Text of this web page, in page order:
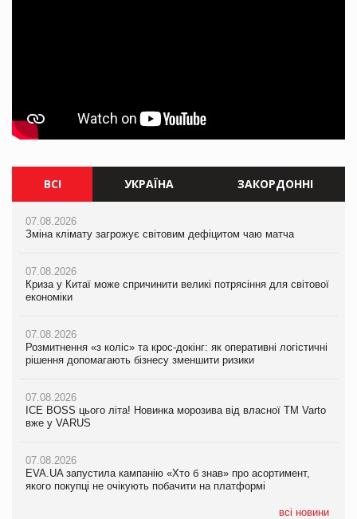
ВСІ УКРАЇНА ЗАКОРДОННІ
07.08.2026
Зміна клімату загрожує світовим дефіцитом чаю матча
07.08.2026
Криза у Китаї може спричинити великі потрясіння для світової
економіки
07.08.2026
Розмитнення «з коліс» та крос-докінг: як оперативні логістичні
рішення допомагають бізнесу зменшити ризики
07.08.2026
ICE BOSS цього літа! Новинка морозива від власної ТМ Varto
вже у VARUS
07.08.2026
EVA.UA запустила кампанію «Хто б знав» про асортимент,
якого покупці не очікують побачити на платформі
всі новини
07.08.2026
Зміна клімату загрожує світовим дефіцитом чаю матча
07.08.2026
Криза у Китаї може спричинити великі потрясіння для світової
економіки
07.08.2026
Розмитнення «з коліс» та крос-докінг: як оперативні логістичні
рішення допомагають бізнесу зменшити ризики
07.08.2026
ICE BOSS цього літа! Новинка морозива від власної ТМ Varto
вже у VARUS
07.08.2026
EVA.UA запустила кампанію «Хто б знав» про асортимент,
якого покупці не очікують побачити на платформі
07.08.2026
Зміна клімату загрожує світовим дефіцитом чаю матча
07.08.2026
Криза у Китаї може спричинити великі потрясіння для світової
економіки
07.08.2026
Kraft Heinz скоротила збиток у першому півріччі
Продажі Hugo Boss впали на 9%